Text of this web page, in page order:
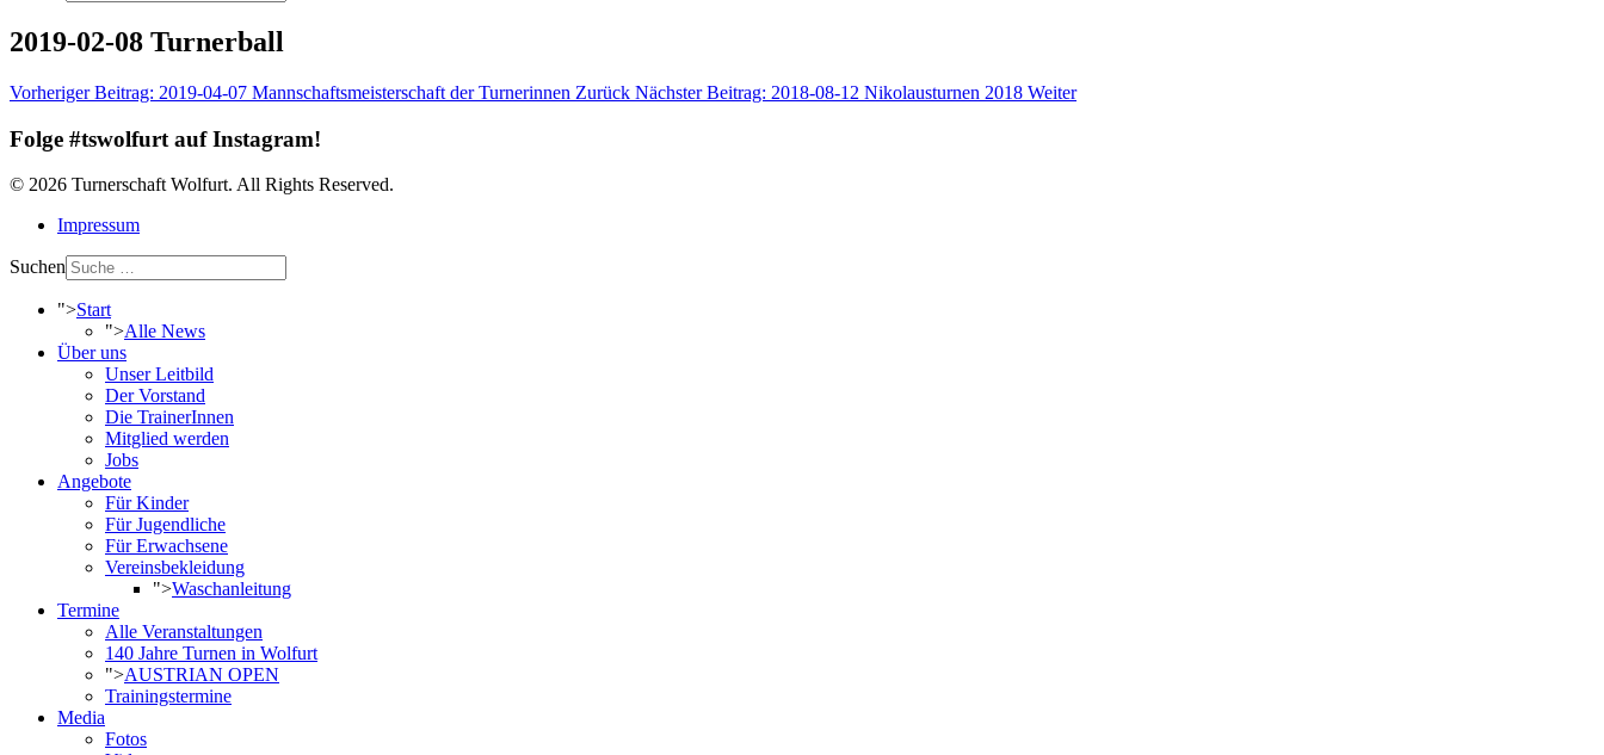
2019-02-08 Turnerball
Vorheriger Beitrag: 2019-04-07 Mannschaftsmeisterschaft der Turnerinnen Zurück Nächster Beitrag: 2018-08-12 Nikolausturnen 2018 Weiter
Folge #tswolfurt auf Instagram!
© 2026 Turnerschaft Wolfurt. All Rights Reserved.
Impressum
Suchen
">Start
">Alle News
Über uns
Unser Leitbild
Der Vorstand
Die TrainerInnen
Mitglied werden
Jobs
Angebote
Für Kinder
Für Jugendliche
Für Erwachsene
Vereinsbekleidung
">Waschanleitung
Termine
Alle Veranstaltungen
140 Jahre Turnen in Wolfurt
">AUSTRIAN OPEN
Trainingstermine
Media
Fotos